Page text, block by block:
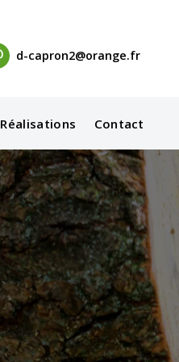
d-capron2@orange.fr
Réalisations Contact